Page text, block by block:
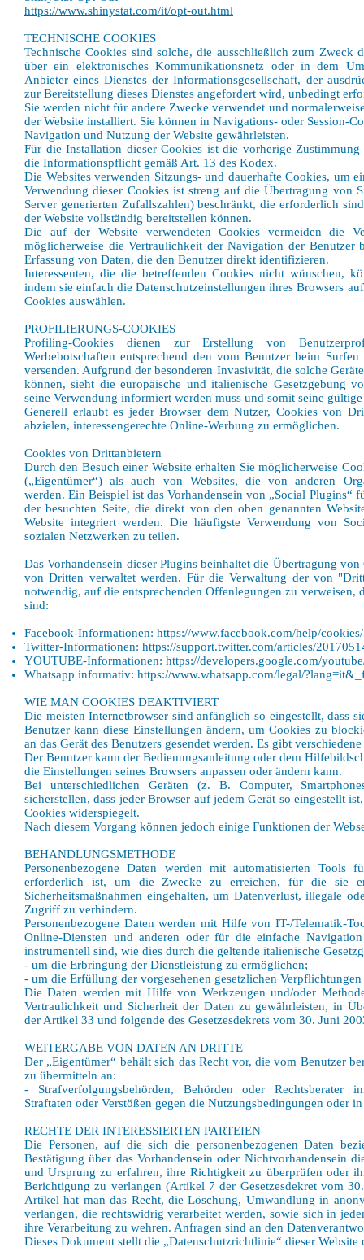
https://www.shinystat.com/it/opt-out.html
TECHNISCHE COOKIES
Technische Cookies sind solche, die ausschließlich zum Zweck
über ein elektronisches Kommunikationsnetz oder in dem
Anbieter eines Dienstes der Informationsgesellschaft, der
zur Bereitstellung dieses Dienstes angefordert wird, unbedingt
Sie werden nicht für andere Zwecke verwendet und
der Website installiert. Sie können in Navigations- oder Session-
Navigation und Nutzung der Website gewährleisten.
Für die Installation dieser Cookies ist die vorherige
die Informationspflicht gemäß Art. 13 des Kodex.
Die Websites verwenden Sitzungs- und dauerhafte Cookies, um
Verwendung dieser Cookies ist streng auf die Übertragung von
Server generierten Zufallszahlen) beschränkt, die erforderlich
der Website vollständig bereitstellen können.
Die auf der Website verwendeten Cookies vermeiden die
möglicherweise die Vertraulichkeit der Navigation der Benutzer
Erfassung von Daten, die den Benutzer direkt identifizieren.
Interessenten, die die betreffenden Cookies nicht wünschen,
indem sie einfach die Datenschutzeinstellungen ihres Browsers
Cookies auswählen.
PROFILIERUNGS-COOKIES
Profiling-Cookies dienen zur Erstellung von
Werbebotschaften entsprechend den vom Benutzer beim
versenden. Aufgrund der besonderen Invasivität, die solche
können, sieht die europäische und italienische Gesetzgebung
seine Verwendung informiert werden muss und somit seine
Generell erlaubt es jeder Browser dem Nutzer, Cookies von
abzielen, interessengerechte Online-Werbung zu ermöglichen.
Cookies von Drittanbietern
Durch den Besuch einer Website erhalten Sie möglicherweise
(„Eigentümer“) als auch von Websites, die von anderen
werden. Ein Beispiel ist das Vorhandensein von „Social Plugins“
der besuchten Seite, die direkt von den oben genannten
Website integriert werden. Die häufigste Verwendung von
sozialen Netzwerken zu teilen.
Das Vorhandensein dieser Plugins beinhaltet die Übertragung
von Dritten verwaltet werden. Für die Verwaltung der von
notwendig, auf die entsprechenden Offenlegungen zu
sind:
Facebook-Informationen: https://www.facebook.com/help/cookies/
Twitter-Informationen: https://support.twitter.com/articles/
YOUTUBE-Informationen: https://developers.google.com/
Whatsapp informativ: https://www.whatsapp.com/legal/
WIE MAN COOKIES DEAKTIVIERT
Die meisten Internetbrowser sind anfänglich so eingestellt, dass
Benutzer kann diese Einstellungen ändern, um Cookies zu
an das Gerät des Benutzers gesendet werden. Es gibt
Der Benutzer kann der Bedienungsanleitung oder dem
die Einstellungen seines Browsers anpassen oder ändern kann.
Bei unterschiedlichen Geräten (z. B. Computer,
sicherstellen, dass jeder Browser auf jedem Gerät so eingestellt
Cookies widerspiegelt.
Nach diesem Vorgang können jedoch einige Funktionen der
BEHANDLUNGSMETHODE
Personenbezogene Daten werden mit automatisierten
erforderlich ist, um die Zwecke zu erreichen, für die sie
Sicherheitsmaßnahmen eingehalten, um Datenverlust, illegale
Zugriff zu verhindern.
Personenbezogene Daten werden mit Hilfe von IT-/Telematik-
Online-Diensten und anderen oder für die einfache
instrumentell sind, wie dies durch die geltende italienische
- um die Erbringung der Dienstleistung zu ermöglichen;
- um die Erfüllung der vorgesehenen gesetzlichen
Die Daten werden mit Hilfe von Werkzeugen und/oder
Vertraulichkeit und Sicherheit der Daten zu gewährleisten, in
der Artikel 33 und folgende des Gesetzesdekrets vom 30. Juni
WEITERGABE VON DATEN AN DRITTE
Der „Eigentümer“ behält sich das Recht vor, die vom Benutzer
zu übermitteln an:
- Strafverfolgungsbehörden, Behörden oder Rechtsberater
Straftaten oder Verstößen gegen die Nutzungsbedingungen oder
RECHTE DER INTERESSIERTEN PARTEIEN
Die Personen, auf die sich die personenbezogenen Daten
Bestätigung über das Vorhandensein oder Nichtvorhandensein
und Ursprung zu erfahren, ihre Richtigkeit zu überprüfen oder
Berichtigung zu verlangen (Artikel 7 der Gesetzesdekret vom
Artikel hat man das Recht, die Löschung, Umwandlung in
verlangen, die rechtswidrig verarbeitet werden, sowie sich in
ihre Verarbeitung zu wehren. Anfragen sind an den
Dieses Dokument stellt die „Datenschutzrichtlinie“ dieser Website